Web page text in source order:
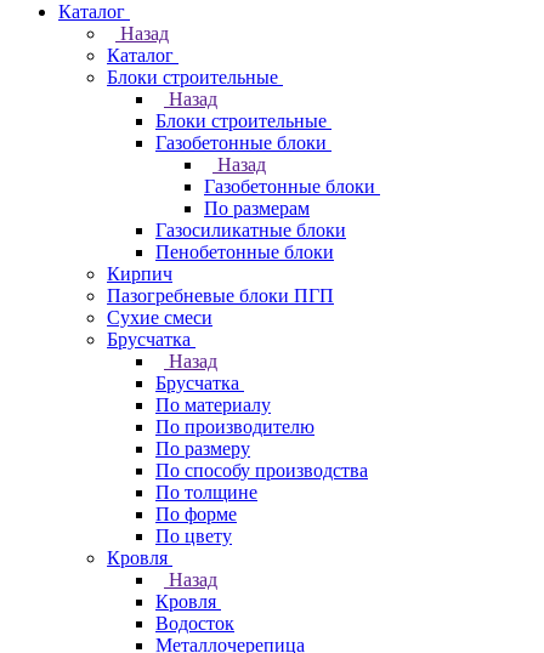
Каталог
Назад
Каталог
Блоки строительные
Назад
Блоки строительные
Газобетонные блоки
Назад
Газобетонные блоки
По размерам
Газосиликатные блоки
Пенобетонные блоки
Кирпич
Пазогребневые блоки ПГП
Сухие смеси
Брусчатка
Назад
Брусчатка
По материалу
По производителю
По размеру
По способу производства
По толщине
По форме
По цвету
Кровля
Назад
Кровля
Водосток
Металлочерепица